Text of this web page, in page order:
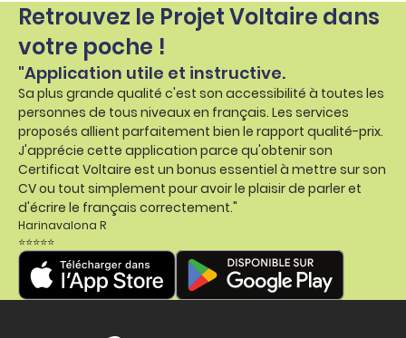
Retrouvez le Projet Voltaire dans
votre poche !
"Application utile et instructive.
Sa plus grande qualité c'est son accessibilité à toutes les
personnes de tous niveaux en français. Les services
proposés allient parfaitement bien le rapport qualité-prix.
J'apprécie cette application parce qu'obtenir son
Certificat Voltaire est un bonus essentiel à mettre sur son
CV ou tout simplement pour avoir le plaisir de parler et
d'écrire le français correctement."
Harinavalona R
⭐⭐⭐⭐⭐